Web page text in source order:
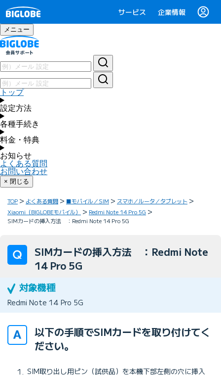
サービス 企業情報
メニュー
トップ
設定方法
各種手続き
料金・特典
お知らせ
よくある質問
お問い合わせ
× 閉じる
TOP よくある質問 ■モバイル／SIM
スマホ／ルータ／タブレット
Xiaomi（BIGLOBEモバイル）
Redmi Note 14 Pro 5G
SIMカードの挿入方法 ：Redmi Note 14 Pro 5G
SIMカードの挿入方法 ：Redmi Note
14 Pro 5G
Redmi Note 14 Pro 5G
以下の手順でSIMカードを取り付けてく
ださい。
SIM取り出し用ピン（試供品）を本機下部左側の穴に挿入